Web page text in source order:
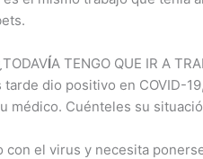
ÍA TENGO QUE IR A
dio positivo en COVID-
médico. Cuénteles su
el virus y necesita